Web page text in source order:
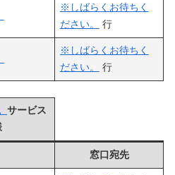
※しばらくお待ちく
ださい。
行
※しばらくお待ちく
ださい。
行
サービス
窓口宛先